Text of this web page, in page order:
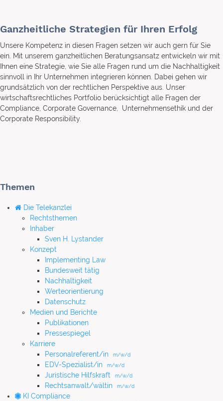
Ganzheitliche Strategien für Ihren Erfolg
Unsere Kompetenz in diesen Fragen setzen wir auch gern für Sie
ein. Mit unserem ganzheitlichen Beratungsansatz entwickeln wir mit
Ihnen eine Strategie, wie Sie alle Fragen rund um die Nachhaltigkeit
sinnvoll in Ihr Unternehmen integrieren können. Dabei gehen wir
grundsätzlich von der rechtlichen Perspektive aus. Unser
wirtschaftsrechtliches Portfolio berücksichtigt alle Fragen der
Compliance, Corporate Governance, Unternehmensethik und der
Corporate Responsibility.
Themen
Die Telekanzlei
Rechtsthemen
Inhaber
Sven H. Lystander
Konzept
Implementing Law
Bundesweit tätig
Nachhaltigkeit
Werteorientierung
Datenschutz
Medien und Berichte
Publikationen
Pressespiegel
Karriere
Personalreferent/in
m/w/d
EDV-Spezialist/in m/w/d
Juristische Hilfskraft m/w/d
Rechtsanwalt/wältin m/w/d
KI Compliance